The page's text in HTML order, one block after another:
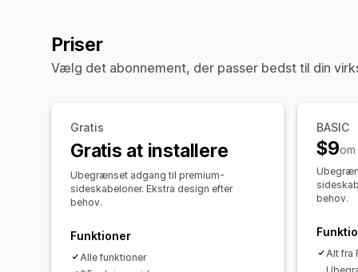
Priser
Vælg det abonnement, der passer bedst til din
Gratis
Gratis at installere
Ubegrænset adgang til premium-
sideskabeloner. Ekstra design efter
behov.
Funktioner
Alle funktioner
BASIC
$9om
behov.
Alt fra